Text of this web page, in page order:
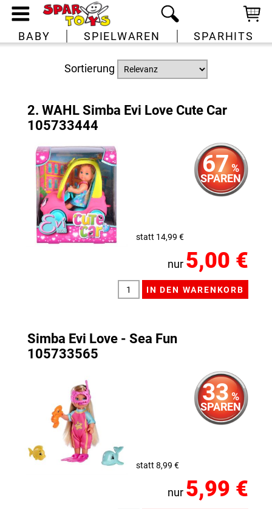
BABY SPIELWAREN SPARHITS
Sortierung
2. WAHL Simba Evi Love Cute Car
105733444
67 %
SPAREN
statt 14,99 €
nur 5,00 €
Simba Evi Love - Sea Fun
105733565
33 %
SPAREN
statt 8,99 €
nur 5,99 €